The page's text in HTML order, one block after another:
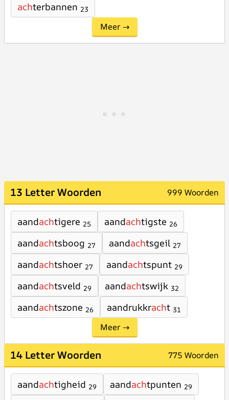
achterbannen 23
Meer →
13 Letter Woorden 999 Woorden
aandachtigere 25 aandachtigste 26
aandachtsboog 27 aandachtsgeil 27
aandachtshoer 27 aandachtspunt 29
aandachtsveld 29 aandachtswijk 32
aandachtszone 26 aandrukkracht 31
Meer →
14 Letter Woorden 775 Woorden
aandachtigheid 29 aandachtpunten 29